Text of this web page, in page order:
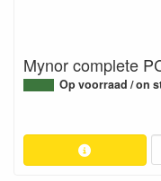
Mynor complete
Op voorraad / on